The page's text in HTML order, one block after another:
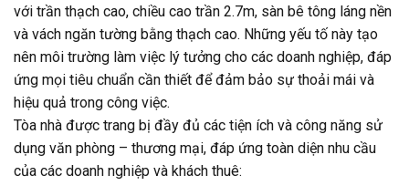
với trần thạch cao, chiều cao trần 2.7m, sàn bê tông láng nền
và vách ngăn tường bằng thạch cao. Những yếu tố này tạo
nên môi trường làm việc lý tưởng cho các doanh nghiệp, đáp
ứng mọi tiêu chuẩn cần thiết để đảm bảo sự thoải mái và
hiệu quả trong công việc.
Tòa nhà được trang bị đầy đủ các tiện ích và công năng sử
dụng văn phòng – thương mại, đáp ứng toàn diện nhu cầu
của các doanh nghiệp và khách thuê: